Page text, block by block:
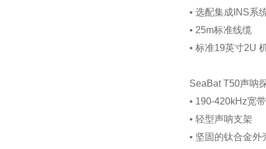
• 选配集成INS
• 25m标准线缆
• 标准19英寸2U
SeaBat T50声呐
• 190-420kHz宽
• 轻型声呐支架
• 坚固的钛合金外